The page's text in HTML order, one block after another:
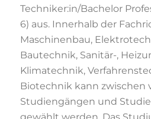
Techniker:in/Bachelor
6) aus. Innerhalb der
Maschinenbau,
Bautechnik, Sanitär-,
Klimatechnik,
Biotechnik kann zwischen
Studiengängen und